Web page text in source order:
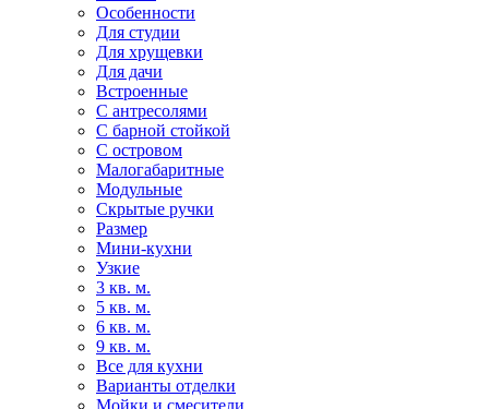
Особенности
Для студии
Для хрущевки
Для дачи
Встроенные
С антресолями
С барной стойкой
С островом
Малогабаритные
Модульные
Скрытые ручки
Размер
Мини-кухни
Узкие
3 кв. м.
5 кв. м.
6 кв. м.
9 кв. м.
Все для кухни
Варианты отделки
Мойки и смесители